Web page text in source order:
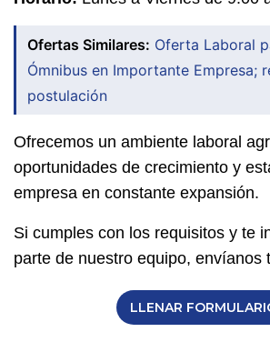
Ofertas Similares: Oferta Laboral
Ómnibus en Importante Empresa;
postulación
Ofrecemos un ambiente laboral
oportunidades de crecimiento y
empresa en constante expansión.
Si cumples con los requisitos y te
parte de nuestro equipo, envíanos
LLENAR